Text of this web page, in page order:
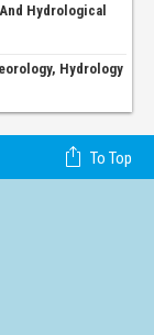
Hydrological
Hydrology
To Top